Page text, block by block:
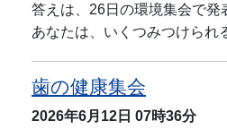
答えは、26日の環境集会で発
あなたは、いくつみつけられ
歯の健康集会
2026年6月12日 07時36分